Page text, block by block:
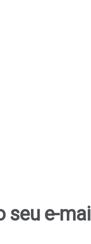
seu e-mail